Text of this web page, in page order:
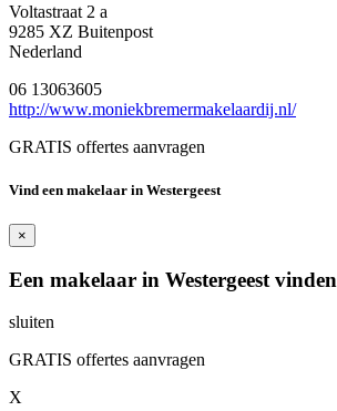
Voltastraat 2 a
9285 XZ Buitenpost
Nederland
06 13063605
http://www.moniekbremermakelaardij.nl/
GRATIS offertes aanvragen
Vind een makelaar in Westergeest
×
Een makelaar in Westergeest vinden
sluiten
GRATIS offertes aanvragen
X